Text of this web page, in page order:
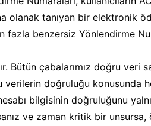
olanak tanıyan bir elektronik
fazla benzersiz Yönlendirme
Bütün çabalarımız doğru veri
verilerin doğruluğu konusunda
bilgisinin doğruluğunu
ve zaman kritik bir unsursa,